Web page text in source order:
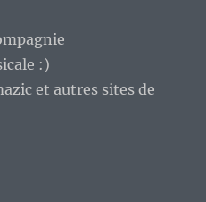
:)
et autres sites de